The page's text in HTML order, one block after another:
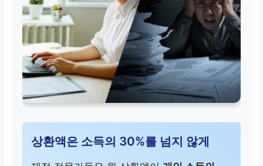
상환액은 소득의 30%를 넘지 않게